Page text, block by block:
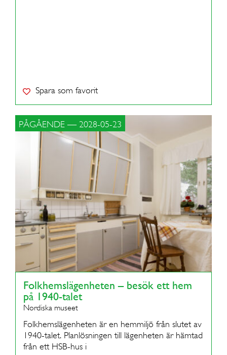
Spara som favorit
PÅGÅENDE — 2028-05-23
Folkhemslägenheten – besök ett hem
på 1940-talet
Nordiska museet
Folkhemslägenheten är en hemmiljö från slutet av
1940-talet. Planlösningen till lägenheten är hämtad
från ett HSB-hus i